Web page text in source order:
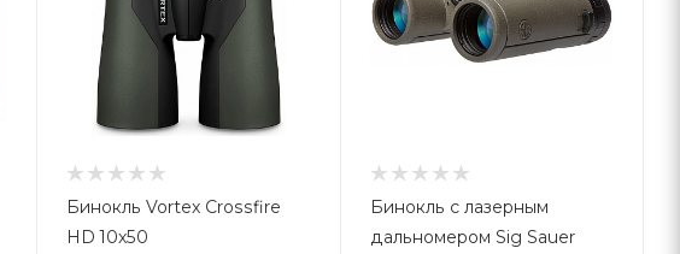
Бинокль Vortex Crossfire
HD 10x50
Бинокль с лазерным
дальномером Sig Sauer